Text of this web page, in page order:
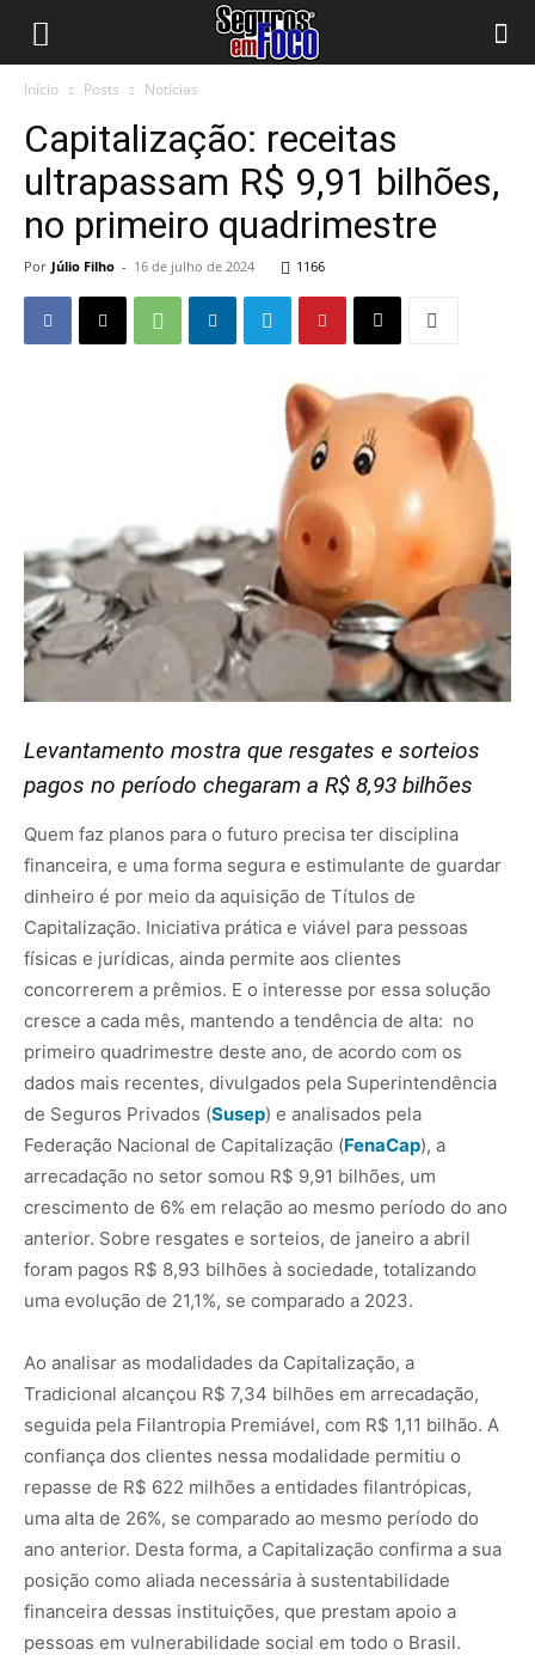
Início Posts Notícias
Capitalização: receitas
ultrapassam R$ 9,91 bilhões,
no primeiro quadrimestre
Por Júlio Filho - 16 de julho de 2024 1166
Levantamento mostra que resgates e sorteios
pagos no período chegaram a R$ 8,93 bilhões
Quem faz planos para o futuro precisa ter disciplina
financeira, e uma forma segura e estimulante de guardar
dinheiro é por meio da aquisição de Títulos de
Capitalização. Iniciativa prática e viável para pessoas
físicas e jurídicas, ainda permite aos clientes
concorrerem a prêmios. E o interesse por essa solução
cresce a cada mês, mantendo a tendência de alta: no
primeiro quadrimestre deste ano, de acordo com os
dados mais recentes, divulgados pela Superintendência
de Seguros Privados (Susep) e analisados pela
Federação Nacional de Capitalização (FenaCap), a
arrecadação no setor somou R$ 9,91 bilhões, um
crescimento de 6% em relação ao mesmo período do ano
anterior. Sobre resgates e sorteios, de janeiro a abril
foram pagos R$ 8,93 bilhões à sociedade, totalizando
uma evolução de 21,1%, se comparado a 2023.
Ao analisar as modalidades da Capitalização, a
Tradicional alcançou R$ 7,34 bilhões em arrecadação,
seguida pela Filantropia Premiável, com R$ 1,11 bilhão. A
confiança dos clientes nessa modalidade permitiu o
repasse de R$ 622 milhões a entidades filantrópicas,
uma alta de 26%, se comparado ao mesmo período do
ano anterior. Desta forma, a Capitalização confirma a sua
posição como aliada necessária à sustentabilidade
financeira dessas instituições, que prestam apoio a
pessoas em vulnerabilidade social em todo o Brasil.